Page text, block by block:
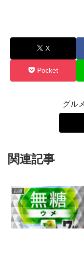
X
Pocket
グル
関連記事
お酒